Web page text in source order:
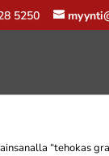
5250
“tehokas